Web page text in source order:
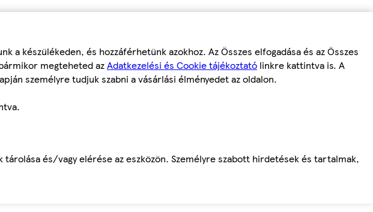
a készülékeden, és hozzáférhetünk azokhoz. Az Összes elfogadása és az Összes
megteheted azAdatkezelési és Cookie tájékoztató linkre kattintva is. A
személyre tudjuk szabni a vásárlási élményedet az oldalon.
és/vagy elérése az eszközön. Személyre szabott hirdetések és tartalmak,